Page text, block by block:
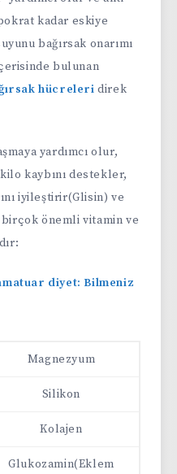
kadar eskiye
bağırsak onarımı
bulunan
hücreleri direk
yardımcı olur,
kaybını destekler,
iyileştirir(Glisin) ve
birçok önemli vitamin ve
diyet: Bilmeniz
Magnezyum
Silikon
Kolajen
Glukozamin(Eklem